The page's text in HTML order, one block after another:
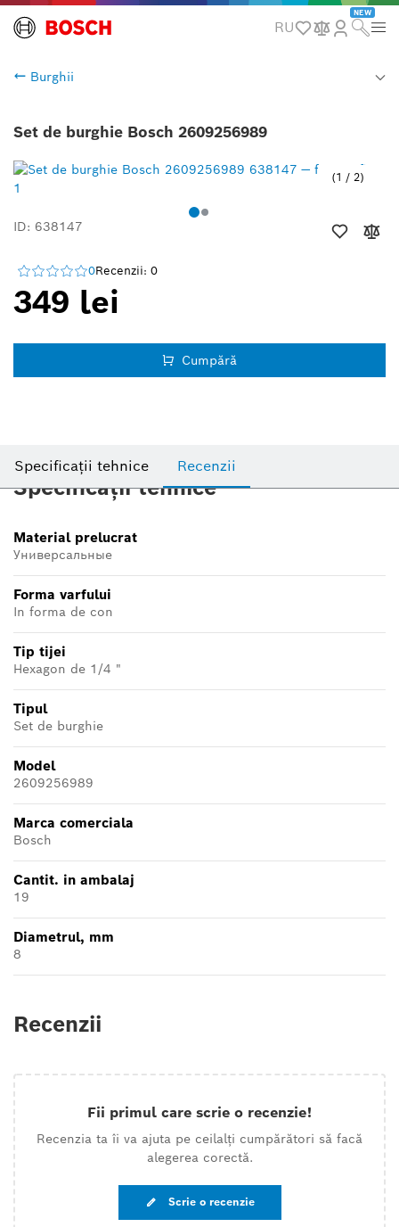
RU
NEW
Burghii
Set de burghie Bosch 2609256989
1 / 2
ID: 638147
0Recenzii: 0
349 lei
Cumpără
Specificații tehnice Recenzii
Specificații tehnice
Material prelucrat
Универсальные
Forma varfului
In forma de con
Tip tijei
Hexagon de 1/4 "
Tipul
Set de burghie
Model
2609256989
Marca comerciala
Bosch
Cantit. in ambalaj
19
Diametrul, mm
8
Recenzii
Fii primul care scrie o recenzie!
Recenzia ta îi va ajuta pe ceilalți cumpărători să facă
alegerea corectă.
Scrie o recenzie